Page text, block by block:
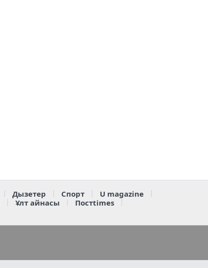
Дызетер Спорт
U magazine
Ұлт айнасы
Постtimes